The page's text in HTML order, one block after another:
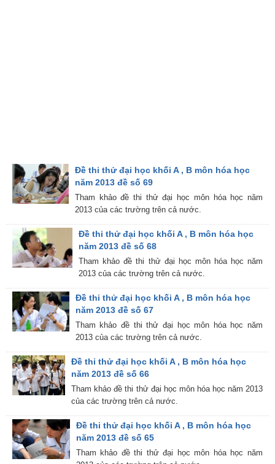
Đề thi thử đại học khối A , B môn hóa học
năm 2013 đề số 69
Tham khảo đề thi thử đại học môn hóa học năm
2013 của các trường trên cả nước.
Đề thi thử đại học khối A , B môn hóa học
năm 2013 đề số 68
Tham khảo đề thi thử đại học môn hóa học năm
2013 của các trường trên cả nước.
Đề thi thử đại học khối A , B môn hóa học
năm 2013 đề số 67
Tham khảo đề thi thử đại học môn hóa học năm
2013 của các trường trên cả nước.
Đề thi thử đại học khối A , B môn hóa học
năm 2013 đề số 66
Tham khảo đề thi thử đại học môn hóa học năm 2013
của các trường trên cả nước.
Đề thi thử đại học khối A , B môn hóa học
năm 2013 đề số 65
Tham khảo đề thi thử đại học môn hóa học năm